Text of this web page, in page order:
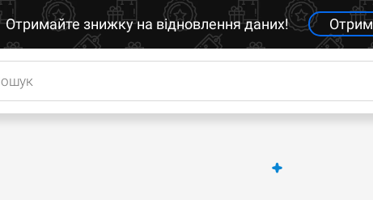
Отримайте знижку на відновлення даних!